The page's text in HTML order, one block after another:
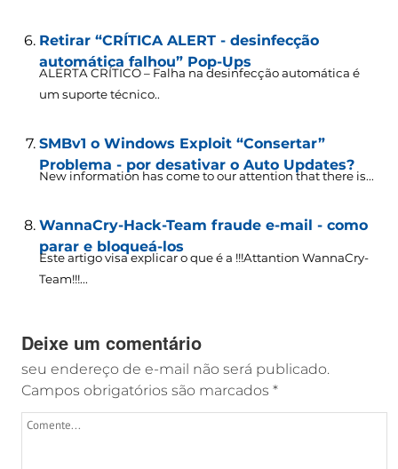
Retirar “CRÍTICA ALERT - desinfecção
automática falhou” Pop-Ups
ALERTA CRÍTICO – Falha na desinfecção automática é
um suporte técnico..
SMBv1 o Windows Exploit “Consertar”
Problema - por desativar o Auto Updates?
New information has come to our attention that there is...
WannaCry-Hack-Team fraude e-mail - como
parar e bloqueá-los
Este artigo visa explicar o que é a !!!Attantion WannaCry-
Team!!!...
Deixe um comentário
seu endereço de e-mail não será publicado.
Campos obrigatórios são marcados *